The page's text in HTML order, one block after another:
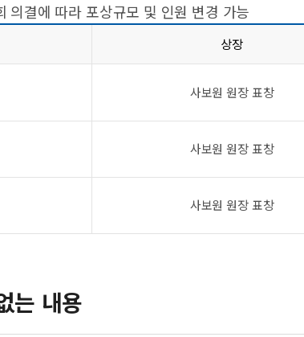
결에 따라 포상규모 및 인원 변경 가능
상장
사보원 원장 표창
사보원 원장 표창
사보원 원장 표창
는 내용